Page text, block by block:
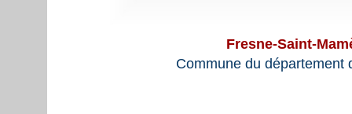
Fresne-Saint-
Commune du département